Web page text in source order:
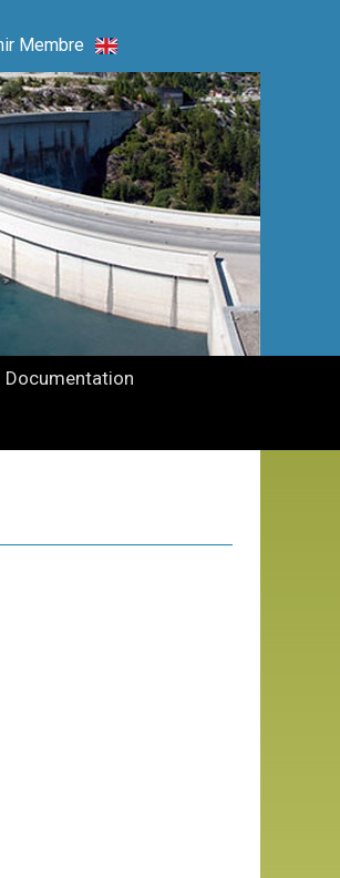
Membre
Documentation